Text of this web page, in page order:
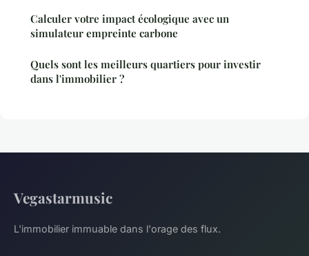
Calculer votre impact écologique avec un
simulateur empreinte carbone
Quels sont les meilleurs quartiers pour investir
dans l'immobilier ?
Vegastarmusic
L'immobilier immuable dans l'orage des flux.